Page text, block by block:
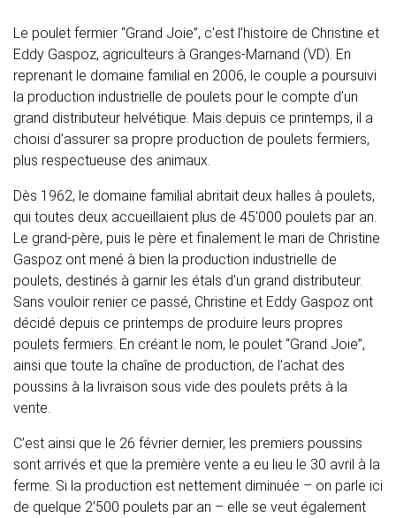
Le poulet fermier “Grand Joie”, c'est l'histoire de Christine et
Eddy Gaspoz, agriculteurs à Granges-Marnand (VD). En
reprenant le domaine familial en 2006, le couple a poursuivi
la production industrielle de poulets pour le compte d’un
grand distributeur helvétique. Mais depuis ce printemps, il a
choisi d’assurer sa propre production de poulets fermiers,
plus respectueuse des animaux.
Dès 1962, le domaine familial abritait deux halles à poulets,
qui toutes deux accueillaient plus de 45'000 poulets par an.
Le grand-père, puis le père et finalement le mari de Christine
Gaspoz ont mené à bien la production industrielle de
poulets, destinés à garnir les étals d’un grand distributeur.
Sans vouloir renier ce passé, Christine et Eddy Gaspoz ont
décidé depuis ce printemps de produire leurs propres
poulets fermiers. En créant le nom, le poulet “Grand Joie”,
ainsi que toute la chaîne de production, de l’achat des
poussins à la livraison sous vide des poulets prêts à la
vente.
C’est ainsi que le 26 février dernier, les premiers poussins
sont arrivés et que la première vente a eu lieu le 30 avril à la
ferme. Si la production est nettement diminuée – on parle ici
de quelque 2'500 poulets par an – elle se veut également